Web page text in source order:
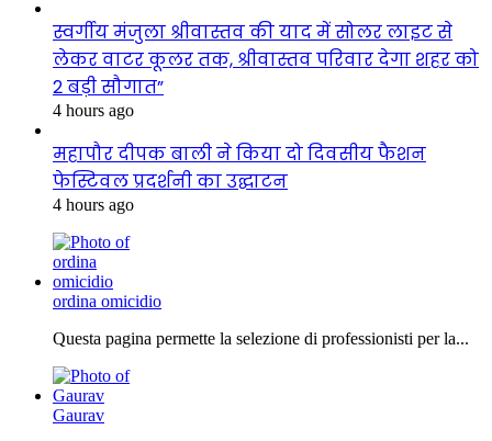
स्वर्गीय मंजुला श्रीवास्तव की याद में सोलर लाइट से
लेकर वाटर कूलर तक, श्रीवास्तव परिवार देगा शहर को
2 बड़ी सौगात”
4 hours ago
महापौर दीपक बाली ने किया दो दिवसीय फैशन
फेस्टिवल प्रदर्शनी का उद्घाटन
4 hours ago
ordina omicidio
Questa pagina permette la selezione di professionisti per la...
Gaurav